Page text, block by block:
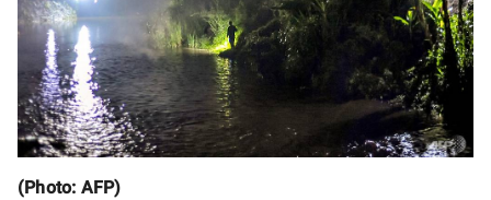
(Photo: AFP)